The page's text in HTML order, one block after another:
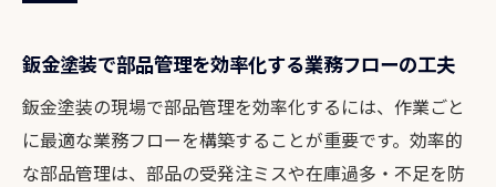
鈑金塗装で部品管理を効率化する業務フローの工夫
鈑金塗装の現場で部品管理を効率化するには、作業ごと
に最適な業務フローを構築することが重要です。効率的
な部品管理は、部品の受発注ミスや在庫過多・不足を防